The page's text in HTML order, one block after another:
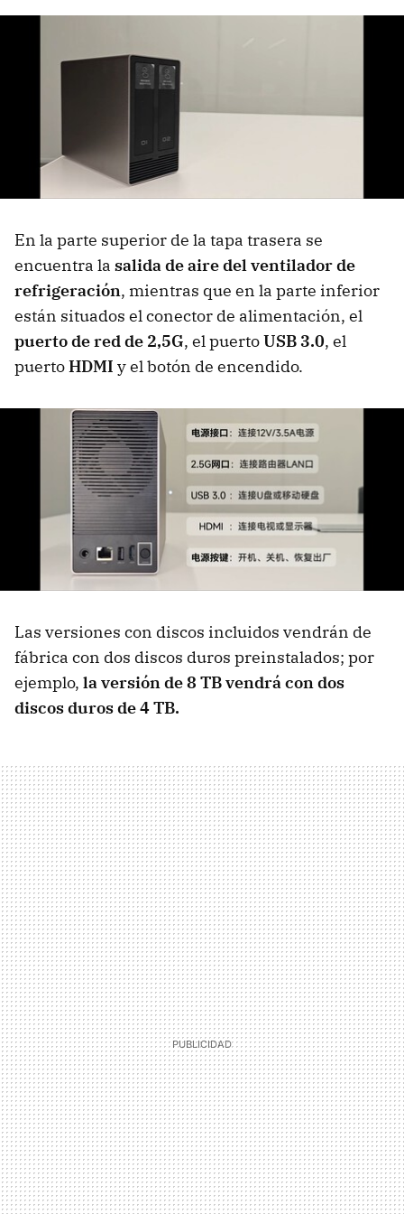
En la parte superior de la tapa trasera se
encuentra la salida de aire del ventilador de
refrigeración, mientras que en la parte inferior
están situados el conector de alimentación, el
puerto de red de 2,5G, el puertoUSB 3.0, el
puertoHDMI y el botón de encendido.
Las versiones con discos incluidos vendrán de
fábrica con dos discos duros preinstalados; por
ejemplo, la versión de 8 TB vendrá con dos
discos duros de 4 TB.